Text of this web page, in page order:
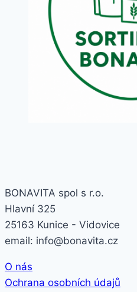
BONAVITA spol s r.o.
Hlavní 325
25163 Kunice - Vidovice
email: info@bonavita.cz
O nás
Ochrana osobních údajů